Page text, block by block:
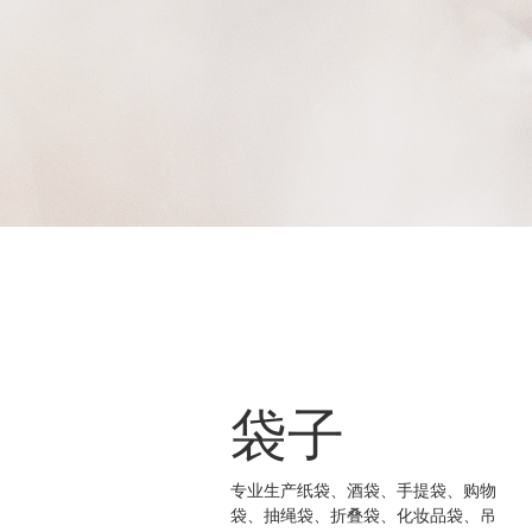
袋子
专业生产纸袋、酒袋、手提袋、购物
袋、抽绳袋、折叠袋、化妆品袋、吊